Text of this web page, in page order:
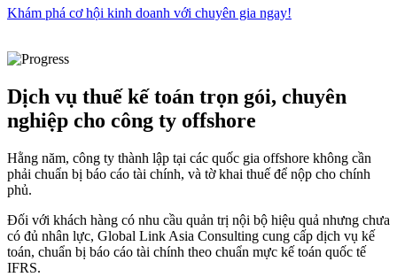
Khám phá cơ hội kinh doanh với chuyên gia ngay!
Dịch vụ thuế kế toán trọn gói, chuyên
nghiệp cho công ty offshore
Hằng năm, công ty thành lập tại các quốc gia offshore không cần
phải chuẩn bị báo cáo tài chính, và tờ khai thuế để nộp cho chính
phủ.
Đối với khách hàng có nhu cầu quản trị nội bộ hiệu quả nhưng chưa
có đủ nhân lực, Global Link Asia Consulting cung cấp dịch vụ kế
toán, chuẩn bị báo cáo tài chính theo chuẩn mực kế toán quốc tế
IFRS.